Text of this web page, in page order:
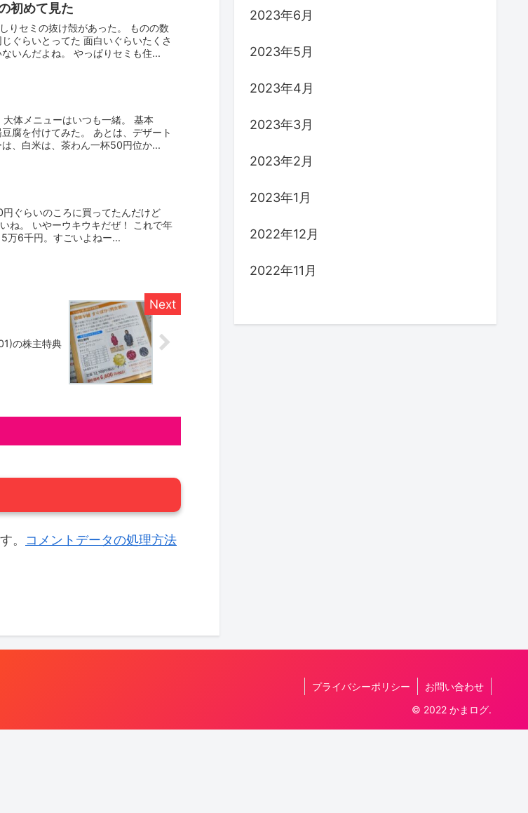
初めて見た
りセミの抜け殻があった。 ものの数
ぐらいとってた 面白いぐらいたくさ
いんだよね。 やっぱりセミも住...
体メニューはいつも一緒。 基本
腐を付けてみた。 あとは、デザート
、白米は、茶わん一杯50円位か...
ぐらいのころに買ってたんだけど
ね。 いやーウキウキだぜ！ これで年
万6千円。すごいよねー...
の株主特典
。 コメントデータの処理方法
2023年6月
2023年5月
2023年4月
2023年3月
2023年2月
2023年1月
2022年12月
2022年11月
プライバシーポリシー
お問い合わせ
© 2022 かまログ.